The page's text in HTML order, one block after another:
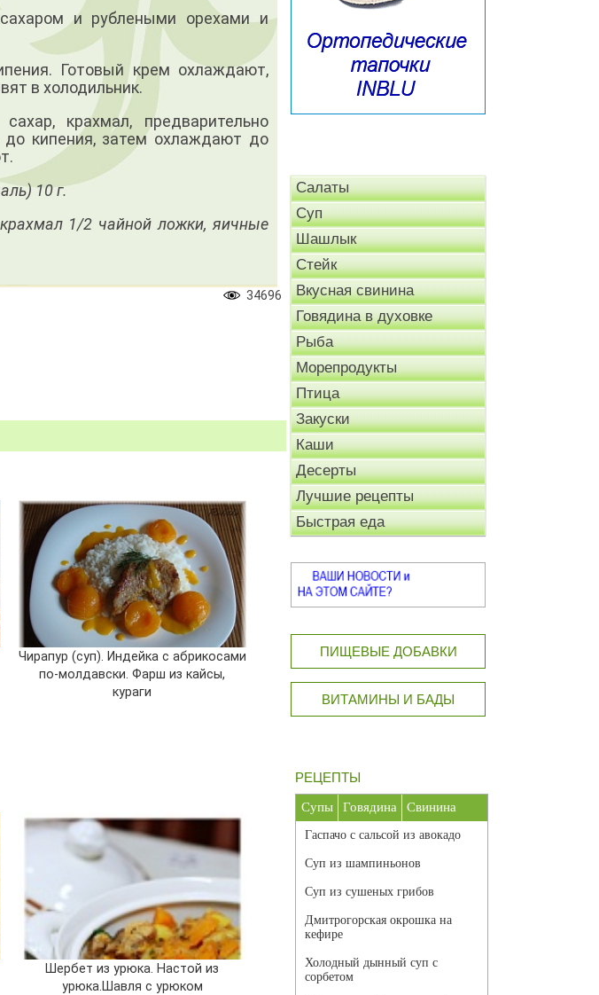
и рублеными орехами и
Готовый крем охлаждают,
в холодильник.
крахмал, предварительно
кипения, затем охлаждают до
10 г.
1/2 чайной ложки, яичные
34696
Чирапур (суп). Индейка с абрикосами
по-молдавски. Фарш из кайсы,
кураги
Шербет из урюка. Настой из
урюка.Шавля с урюком
Салаты
Суп
Шашлык
Стейк
Вкусная свинина
Говядина в духовке
Рыба
Морепродукты
Птица
Закуски
Каши
Десерты
Лучшие рецепты
Быстрая еда
ПИЩЕВЫЕ ДОБАВКИ
ВИТАМИНЫ И БАДЫ
РЕЦЕПТЫ
Супы Говядина Свинина
Гаспачо с сальсой из авокадо
Суп из шампиньонов
Суп из сушеных грибов
Дмитрогорская окрошка на
кефире
Холодный дынный суп с
сорбетом